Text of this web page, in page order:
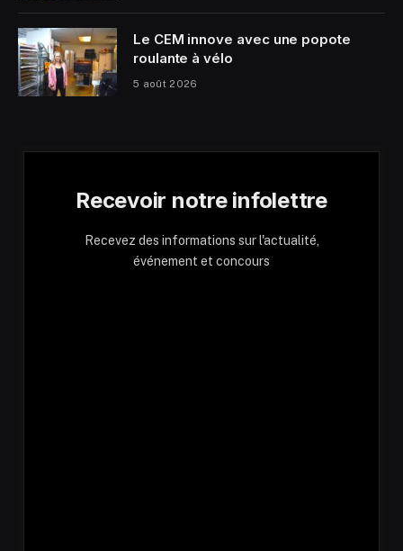
Le CEM innove avec une popote
roulante à vélo
5 août 2026
Recevoir notre infolettre
Recevez des informations sur l'actualité,
événement et concours